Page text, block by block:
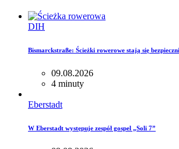
DIH
Bismarckstraße: Ścieżki rowerowe stają się
09.08.2026
4 minuty
Eberstadt
W Eberstadt występuje zespół gospel „Soli 7”